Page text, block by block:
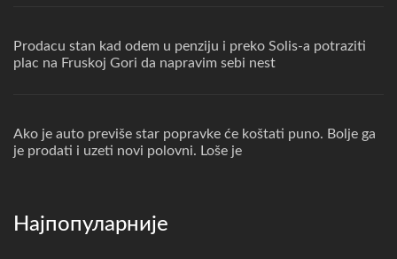
Prodacu stan kad odem u penziju i preko Solis-a potraziti
plac na Fruskoj Gori da napravim sebi nest
Ako je auto previše star popravke će koštati puno. Bolje ga
je prodati i uzeti novi polovni. Loše je
Најпопуларније